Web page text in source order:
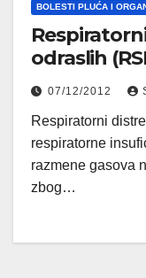
BOLESTI PLUĆA I
odraslih
07/12/2012
Respiratorni
respiratorne
razmene gasova
zbog…